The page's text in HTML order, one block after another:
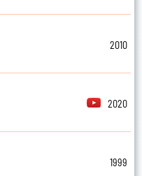
2010
2020
1999